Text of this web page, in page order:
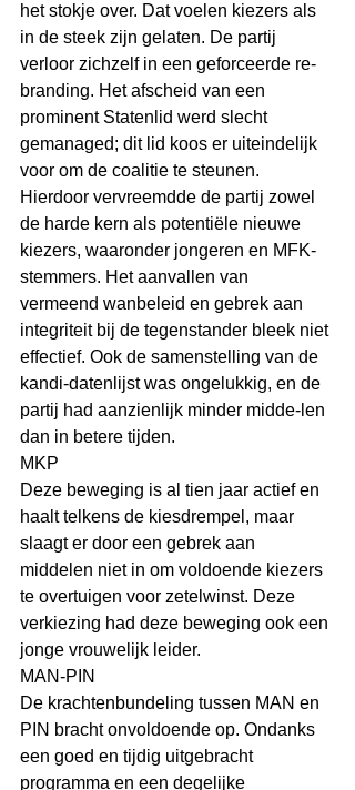
het stokje over. Dat voelen kiezers als
in de steek zijn gelaten. De partij
verloor zichzelf in een geforceerde re-
branding. Het afscheid van een
prominent Statenlid werd slecht
gemanaged; dit lid koos er uiteindelijk
voor om de coalitie te steunen.
Hierdoor vervreemdde de partij zowel
de harde kern als potentiële nieuwe
kiezers, waaronder jongeren en MFK-
stemmers. Het aanvallen van
vermeend wanbeleid en gebrek aan
integriteit bij de tegenstander bleek niet
effectief. Ook de samenstelling van de
kandi-datenlijst was ongelukkig, en de
partij had aanzienlijk minder midde-len
dan in betere tijden.
MKP
Deze beweging is al tien jaar actief en
haalt telkens de kiesdrempel, maar
slaagt er door een gebrek aan
middelen niet in om voldoende kiezers
te overtuigen voor zetelwinst. Deze
verkiezing had deze beweging ook een
jonge vrouwelijk leider.
MAN-PIN
De krachtenbundeling tussen MAN en
PIN bracht onvoldoende op. Ondanks
een goed en tijdig uitgebracht
programma en een degelijke